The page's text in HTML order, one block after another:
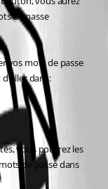
de passe
vos mots de passe
dans:
vous pourrez les
de passe dans